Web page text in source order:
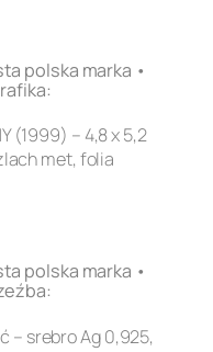
polska marka •
(1999) – 4,8 x 5,2
met, folia
polska marka •
– srebro Ag 0,925,